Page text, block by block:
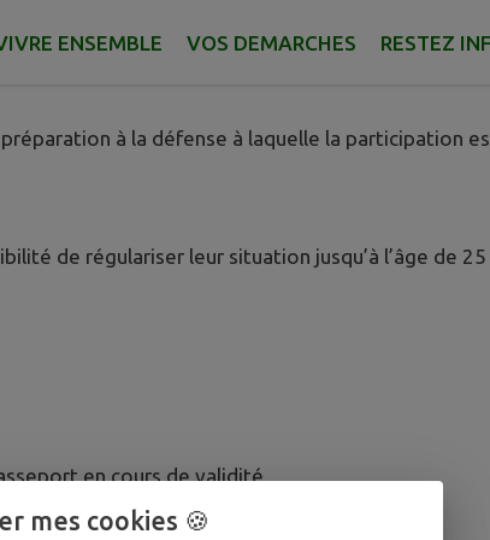
ENSEMBLE VOS DEMARCHES RESTEZ
, que doit effectuer chaque français à partir
qui devra être produite lors du passage
à la défense à laquelle la participation
de régulariser leur situation jusqu’à l’âge de 25
en cours de validité,
mes cookies 🍪